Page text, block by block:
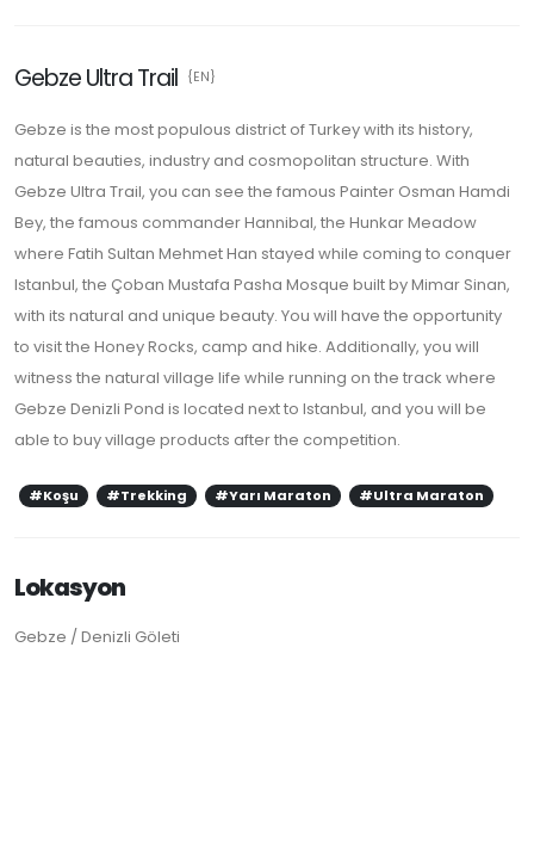
Gebze Ultra Trail {EN}
Gebze is the most populous district of Turkey with its history,
natural beauties, industry and cosmopolitan structure. With
Gebze Ultra Trail, you can see the famous Painter Osman Hamdi
Bey, the famous commander Hannibal, the Hunkar Meadow
where Fatih Sultan Mehmet Han stayed while coming to conquer
Istanbul, the Çoban Mustafa Pasha Mosque built by Mimar Sinan,
with its natural and unique beauty. You will have the opportunity
to visit the Honey Rocks, camp and hike. Additionally, you will
witness the natural village life while running on the track where
Gebze Denizli Pond is located next to Istanbul, and you will be
able to buy village products after the competition.
#Koşu #Trekking #Yarı Maraton #Ultra Maraton
Lokasyon
Gebze / Denizli Göleti